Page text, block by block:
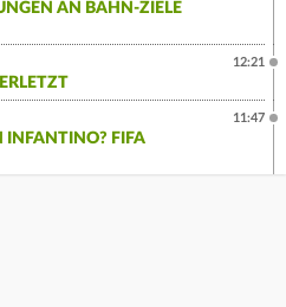
AN BAHN-ZIELE
12:21
INFANTINO? FIFA
11:47